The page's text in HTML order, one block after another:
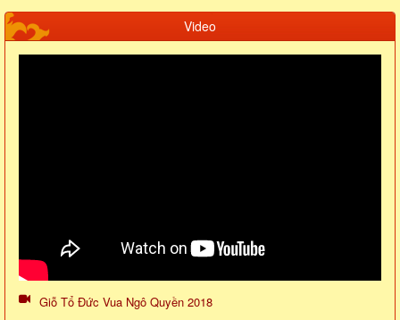
Video
Giỗ Tổ Đức Vua Ngô Quyền 2018